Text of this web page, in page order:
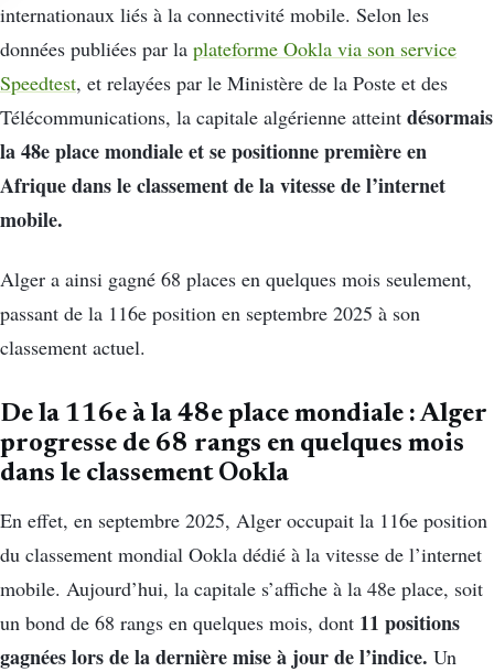
internationaux liés à la connectivité mobile. Selon les
données publiées par la plateforme Ookla via son service
Speedtest, et relayées par le Ministère de la Poste et des
Télécommunications, la capitale algérienne atteint désormais
la 48e place mondiale et se positionne première en
Afrique dans le classement de la vitesse de l’internet
mobile.
Alger a ainsi gagné 68 places en quelques mois seulement,
passant de la 116e position en septembre 2025 à son
classement actuel.
De la 116e à la 48e place mondiale : Alger
progresse de 68 rangs en quelques mois
dans le classement Ookla
En effet, en septembre 2025, Alger occupait la 116e position
du classement mondial Ookla dédié à la vitesse de l’internet
mobile. Aujourd’hui, la capitale s’affiche à la 48e place, soit
un bond de 68 rangs en quelques mois, dont 11 positions
gagnées lors de la dernière mise à jour de l’indice. Un